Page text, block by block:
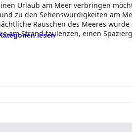
Urlaub am Meer verbringen
zu den Sehenswürdigkeiten am
Rauschen des Meeres
am Strand faulenzen, einen
lesen